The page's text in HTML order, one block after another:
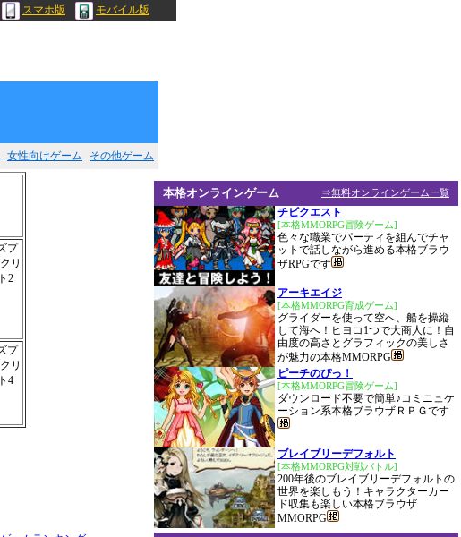
スマホ版 モバイル版
女性向けゲーム その他ゲーム
⇒無料オンラインゲーム一覧
本格オンラインゲーム
チビクエスト
[本格MMORPG冒険ゲーム]
色々な職業でパーティを組んでチャ
ットで話しながら進める本格ブラウ
ザRPGです
アーキエイジ
[本格MMORPG育成ゲーム]
グライダーを使って空へ、船を操縦
して海へ！ヒヨコ1つで大商人に！自
由度の高さとグラフィックの美しさ
が魅力の本格MMORPG
ピーチのぴっ！
[本格MMORPG冒険ゲーム]
ダウンロード不要で簡単♪コミニュケ
ーション系本格ブラウザＲＰＧです
ブレイブリーデフォルト
[本格MMORPG対戦バトル]
200年後のブレイブリーデフォルトの
世界を楽しもう！キャラクターカー
ド収集も楽しい本格ブラウザ
MMORPG